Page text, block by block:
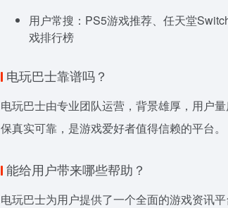
用户常搜：PS5游戏推荐、任天堂
戏排行榜
电玩巴士靠谱吗？
电玩巴士由专业团队运营，背景雄厚，用户
保真实可靠，是游戏爱好者值得信赖的平台。
能给用户带来哪些帮助？
电玩巴士为用户提供了一个全面的游戏资讯